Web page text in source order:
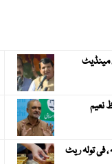
مینڈیٹ
نعیم
فی تولہ ریٹ